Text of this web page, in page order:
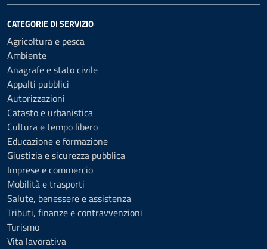
CATEGORIE DI SERVIZIO
Agricoltura e pesca
Ambiente
Anagrafe e stato civile
Appalti pubblici
Autorizzazioni
Catasto e urbanistica
Cultura e tempo libero
Educazione e formazione
Giustizia e sicurezza pubblica
Imprese e commercio
Mobilità e trasporti
Salute, benessere e assistenza
Tributi, finanze e contravvenzioni
Turismo
Vita lavorativa